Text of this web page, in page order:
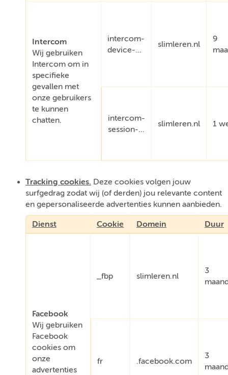
Intercom
Wij gebruiken
Intercom om in
specifieke
gevallen met
onze gebruikers
te kunnen
chatten.
intercom-
device-...
slimleren.nl
9
intercom-
session-...
slimleren.nl 1
Tracking cookies. Deze cookies volgen jouw
surfgedrag zodat wij (of derden) jou relevante content
en gepersonaliseerde advertenties kunnen aanbieden.
Dienst Cookie Domein Duur
Facebook
Wij gebruiken
Facebook
cookies om
onze
advertenties
_fbp slimleren.nl
3
fr .facebook.com
3